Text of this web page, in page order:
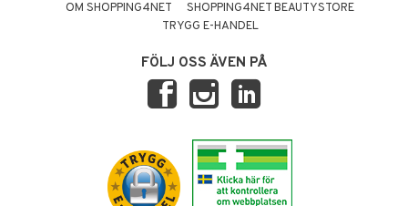
OM SHOPPING4NET
SHOPPING4NET BEAUTYSTORE
TRYGG E-HANDEL
FÖLJ OSS ÄVEN PÅ